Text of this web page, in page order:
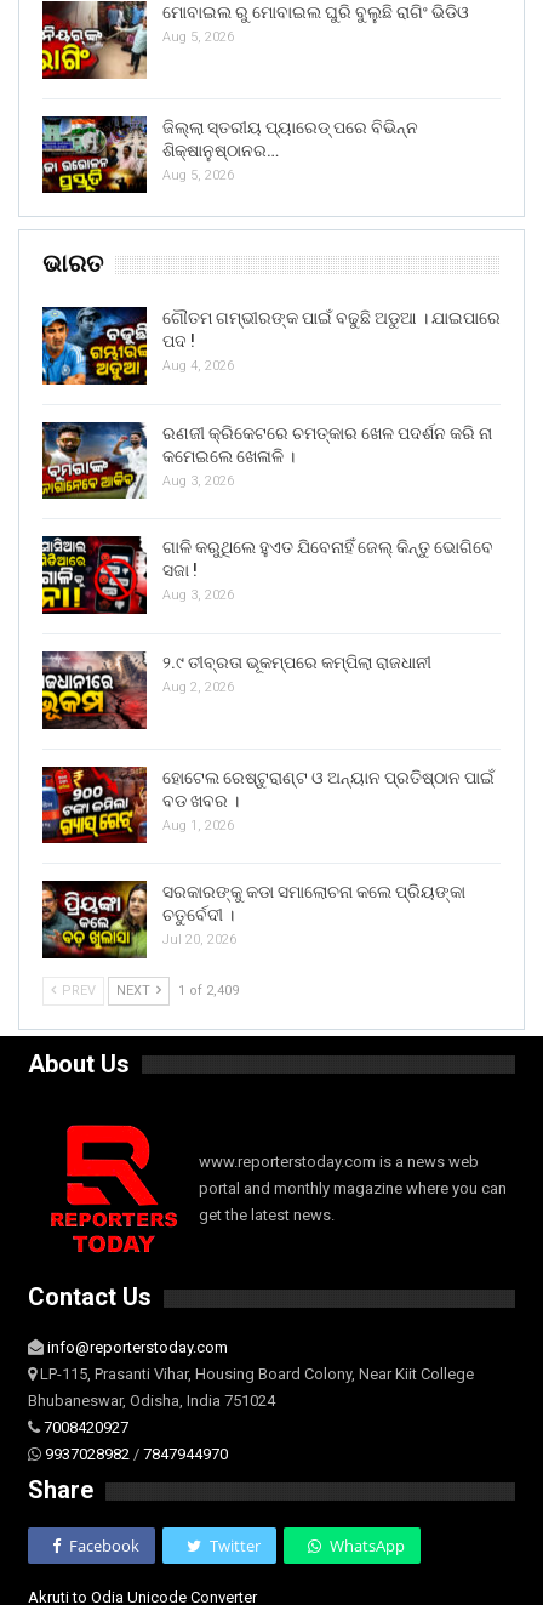
ମୋବାଇଲ ରୁ ମୋବାଇଲ ଘୁରି ବୁଲୁଛି ରାଗିଂ ଭିଡିଓ
Aug 5, 2026
ଜିଲ୍ଲା ସ୍ତରୀୟ ପ୍ୟାରେଡ୍ ପରେ ବିଭିନ୍ନ
ଶିକ୍ଷାନୁଷ୍ଠାନର…
Aug 5, 2026
ଭାରତ
ଗୌତମ ଗମ୍ଭୀରଙ୍କ ପାଇଁ ବଢୁଛି ଅଡୁଆ । ଯାଇପାରେ
ପଦ !
Aug 4, 2026
ରଣଜୀ କ୍ରିକେଟରେ ଚମତ୍କାର ଖେଳ ପଦର୍ଶନ କରି ନା
କମେଇଲେ ଖେଳାଳି ।
Aug 3, 2026
ଗାଳି କରୁଥିଲେ ହୁଏତ ଯିବେନାହିଁ ଜେଲ୍ କିନ୍ତୁ ଭୋଗିବେ
ସଜା !
Aug 3, 2026
୨.୯ ତୀବ୍ରତା ଭୂକମ୍ପରେ କମ୍ପିଲା ରାଜଧାନୀ
Aug 2, 2026
ହୋଟେଲ ରେଷ୍ଟୁରାଣ୍ଟ ଓ ଅନ୍ୟାନ ପ୍ରତିଷ୍ଠାନ ପାଇଁ
ବଡ ଖବର ।
Aug 1, 2026
ସରକାରଙ୍କୁ କଡା ସମାଲୋଚନା କଲେ ପ୍ରିୟଙ୍କା
ଚତୁର୍ବେଦୀ ।
Jul 20, 2026
PREV NEXT 1 of 2,409
About Us
www.reporterstoday.com is a news web
portal and monthly magazine where you can
get the latest news.
Contact Us
info@reporterstoday.com
LP-115, Prasanti Vihar, Housing Board Colony, Near Kiit College
Bhubaneswar, Odisha, India 751024
7008420927
9937028982 / 7847944970
Share
Facebook Twitter WhatsApp
Akruti to Odia Unicode Converter